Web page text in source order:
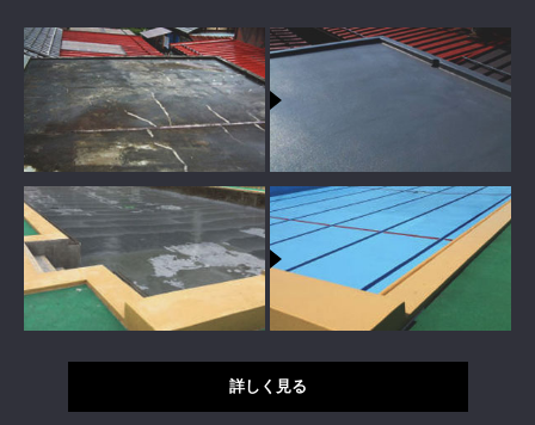
詳しく見る